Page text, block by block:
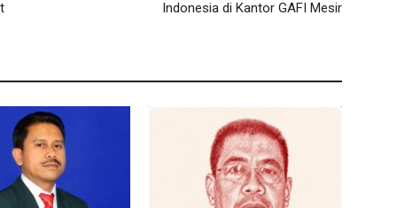
Indonesia di Kantor GAFI Mesir